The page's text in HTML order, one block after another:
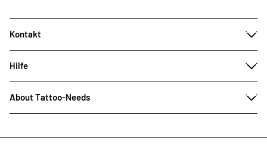
Kontakt
Hilfe
About Tattoo-Needs